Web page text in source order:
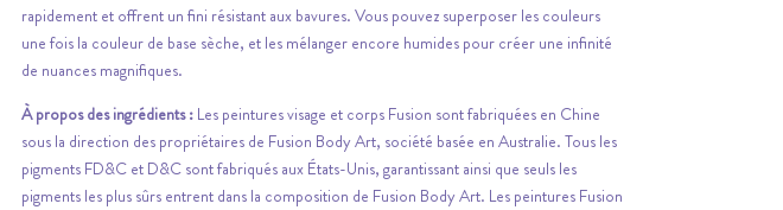
rapidement et offrent un fini résistant aux bavures. Vous pouvez superposer les couleurs
une fois la couleur de base sèche, et les mélanger encore humides pour créer une infinité
de nuances magnifiques.
À propos des ingrédients : Les peintures visage et corps Fusion sont fabriquées en Chine
sous la direction des propriétaires de Fusion Body Art, société basée en Australie. Tous les
pigments FD&C et D&C sont fabriqués aux États-Unis, garantissant ainsi que seuls les
pigments les plus sûrs entrent dans la composition de Fusion Body Art. Les peintures Fusion